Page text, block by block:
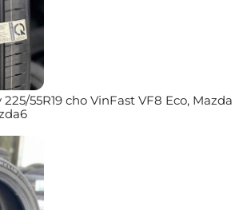
55R19 cho VinFast VF8 Eco, Mazda